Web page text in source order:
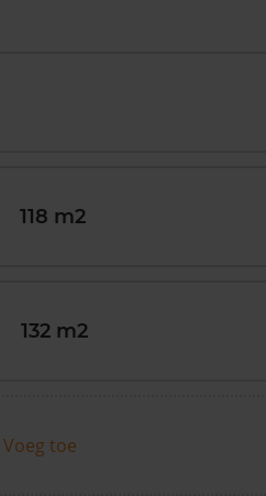
118 m2
132 m2
Voeg toe